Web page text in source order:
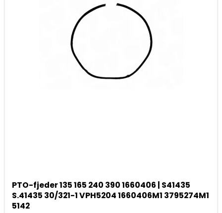
PTO-fjeder 135 165 240 390 1660406 | S41435
S.41435 30/321-1 VPH5204 1660406M1 3795274M1
5142